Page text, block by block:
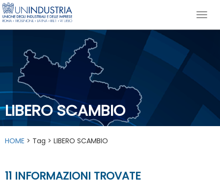
LIBERO SCAMBIO
HOME > Tag > LIBERO SCAMBIO
11 INFORMAZIONI TROVATE